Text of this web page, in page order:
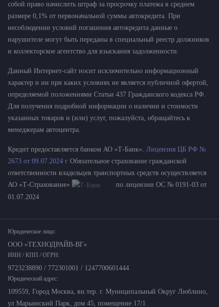
собой право начислить штраф за просрочку платежа в среднем
размере 0,1% от первоначальной суммы автокредита. При
несоблюдении условий погашения автокредита данные о
нарушителе могут быть переданы в специальный реестр должников
и коллекторское агентство для взыскания задолженности.
Данный Интернет-сайт носит исключительно информационный
характер и ни при каких условиях не является публичной офертой,
определяемой положениями Статьи 437 Гражданского кодекса РФ.
Для получения подробной информации о наличии и стоимости
указанных товаров и (или) услуг, пожалуйста, обращайтесь к
менеджерам автоцентра.
Кредит предоставляется банком АО «Т-Банк». Лицензия ЦБ РФ №
2673 от 09.07.2024 г Обязательное страхование гражданской
ответственности владельцев транспортных средств осуществляется
АО «Т-Страхование»
по лицензии ОС № 0191-03 от
01.07.2024
Юридическое лицо:
ООО «ТЕХНОДРАЙВ-ВГ»
ИНН / КПП / ОГРН:
9723238890 / 772301001 / 1247700601444
Юридический адрес:
109559, Город Москва, вн.тер. г. Муниципальный Округ Люблино,
ул Марьинский Парк, дом 45, помещение 17/1